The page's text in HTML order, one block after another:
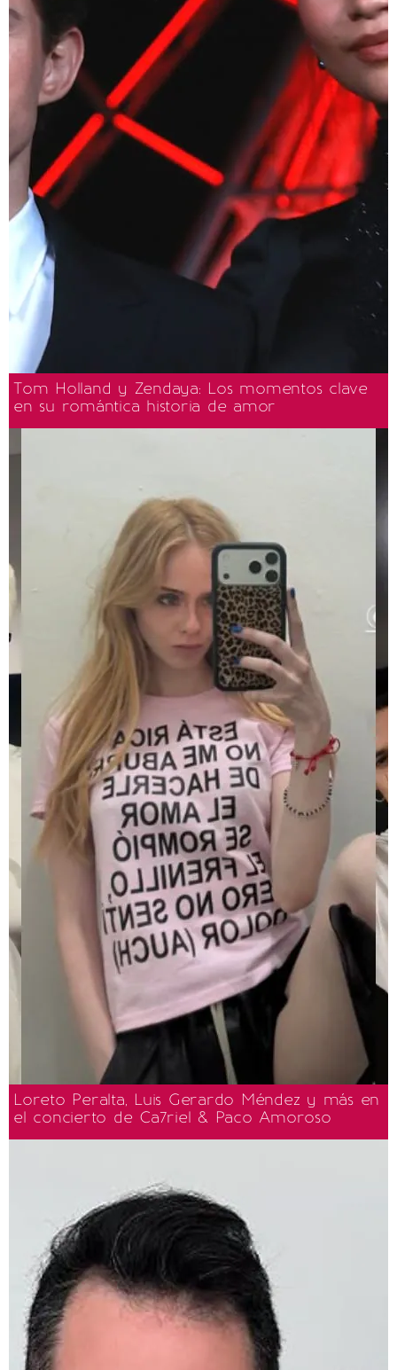
Tom Holland y Zendaya: Los momentos clave
en su romántica historia de amor
Loreto Peralta, Luis Gerardo Méndez y más en
el concierto de Ca7riel & Paco Amoroso